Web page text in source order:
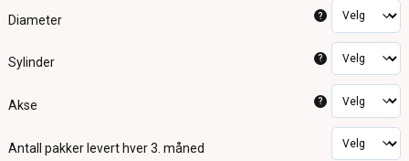
Diameter ?
Sylinder ?
Akse ?
Antall pakker levert hver 3. måned